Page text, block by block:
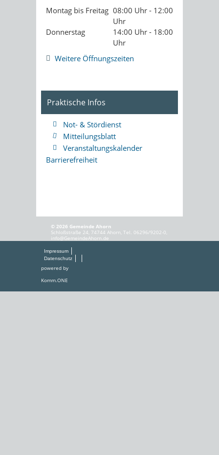
Montag bis Freitag 08:00 Uhr - 12:00
Uhr
Donnerstag
14:00 Uhr - 18:00
Uhr
Weitere Öffnungszeiten
Praktische Infos
Not- & Stördienst
Mitteilungsblatt
Veranstaltungskalender
Barrierefreiheit
© 2026 Gemeinde Ahorn
Schloßstraße 24, 74744 Ahorn, Tel. 06296/9202-0,
info@GemeindeAhorn.de
Impressum
Datenschutz
powered by
Komm.ONE